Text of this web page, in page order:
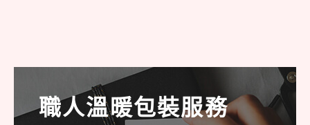
職人溫暖包裝服務